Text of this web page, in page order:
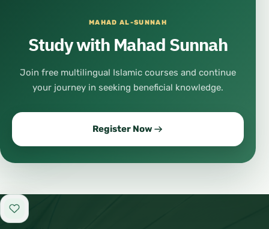
MAHAD AL-SUNNAH
Study with Mahad Sunnah
Join free multilingual Islamic courses and continue
your journey in seeking beneficial knowledge.
Register Now
Add to favorites